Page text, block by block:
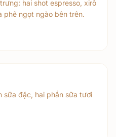
hai shot espresso, xirô
phê ngọt ngào bên trên.
sữa đặc, hai phần sữa tươi